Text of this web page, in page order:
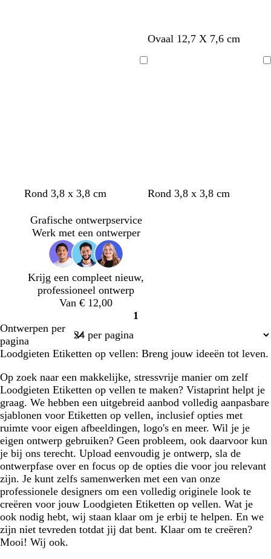
Ovaal 12,7 X 7,6 cm
Rond 3,8 x 3,8 cm Rond 3,8 x 3,8 cm
Grafische ontwerpservice
Werk met een ontwerper
Krijg een compleet nieuw,
professioneel ontwerp
Van € 12,00
Pagina
1
Ontwerpen per
pagina
Loodgieten Etiketten op vellen: Breng jouw ideeën tot leven.
Op zoek naar een makkelijke, stressvrije manier om zelf
Loodgieten Etiketten op vellen te maken? Vistaprint helpt je
graag. We hebben een uitgebreid aanbod volledig aanpasbare
sjablonen voor Etiketten op vellen, inclusief opties met
ruimte voor eigen afbeeldingen, logo's en meer. Wil je je
eigen ontwerp gebruiken? Geen probleem, ook daarvoor kun
je bij ons terecht. Upload eenvoudig je ontwerp, sla de
ontwerpfase over en focus op de opties die voor jou relevant
zijn. Je kunt zelfs samenwerken met een van onze
professionele designers om een volledig originele look te
creëren voor jouw Loodgieten Etiketten op vellen. Wat je
ook nodig hebt, wij staan klaar om je erbij te helpen. En we
zijn niet tevreden totdat jij dat bent. Klaar om te creëren?
Mooi! Wij ook.